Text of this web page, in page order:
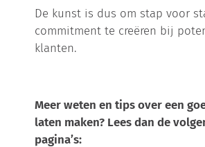
De kunst is dus om stap voor
commitment te creëren bij
klanten.
Meer weten en tips over een
laten maken? Lees dan de
pagina’s: